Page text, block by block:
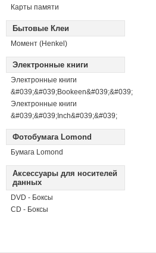
Карты памяти
Бытовые Клеи
Момент (Henkel)
Электронные книги
Электронные книги
&#039;&#039;Bookeen&#039;&#039;
Электронные книги
&#039;&#039;Inch&#039;&#039;
Фотобумага Lomond
Бумага Lomond
Аксессуары для носителей
данных
DVD - Боксы
CD - Боксы